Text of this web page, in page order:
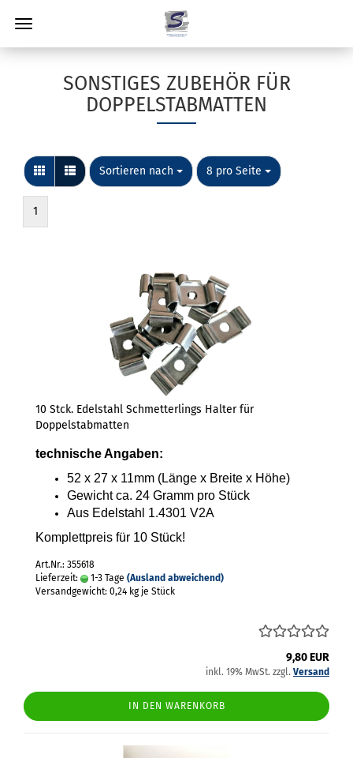
SONSTIGES ZUBEHÖR FÜR
DOPPELSTABMATTEN
Sortieren nach
Sortieren nach 8 pro Seite
pro Seite
1
10 Stck. Edelstahl Schmetterlings Halter für
Doppelstabmatten
technische Angaben:
52 x 27 x 11mm (Länge x Breite x Höhe)
Gewicht ca. 24 Gramm pro Stück
Aus Edelstahl 1.4301 V2A
Komplettpreis für 10 Stück!
Art.Nr.: 355618
Lieferzeit:
1-3 Tage (Ausland abweichend)
Versandgewicht: 0,24 kg je Stück
9,80 EUR
inkl. 19% MwSt. zzgl. Versand
IN DEN WARENKORB